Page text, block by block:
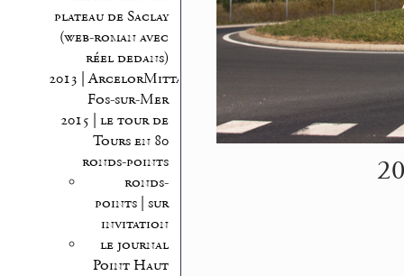
plateau de Saclay
(web-roman avec
réel dedans)
2013 | ArcelorMittal
Fos-sur-Mer
2015 | le tour de
Tours en 80
ronds-points
ronds-
points | sur
invitation
le journal
Point Haut